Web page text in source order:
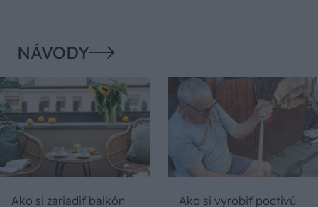
NÁVODY
Ako si zariadiť balkón
Ako si vyrobiť poctivú